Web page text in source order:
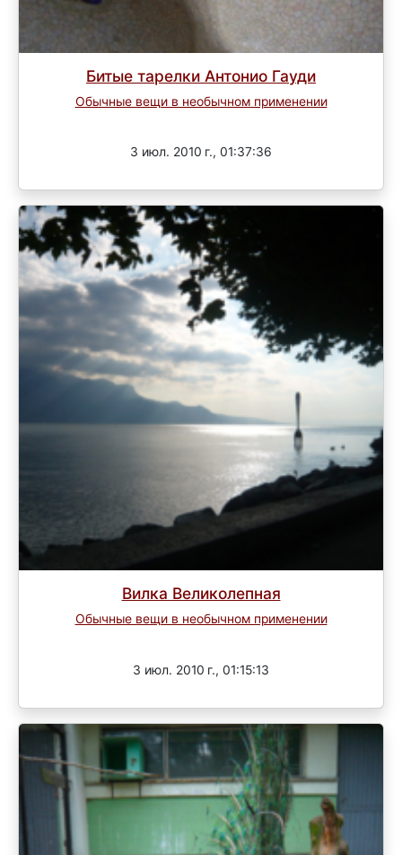
Битые тарелки Антонио Гауди
Обычные вещи в необычном применении
3 июл. 2010 г., 01:37:36
Вилка Великолепная
Обычные вещи в необычном применении
3 июл. 2010 г., 01:15:13